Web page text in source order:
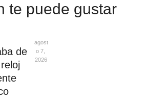
te puede gustar
de
agost
o 7,
2026